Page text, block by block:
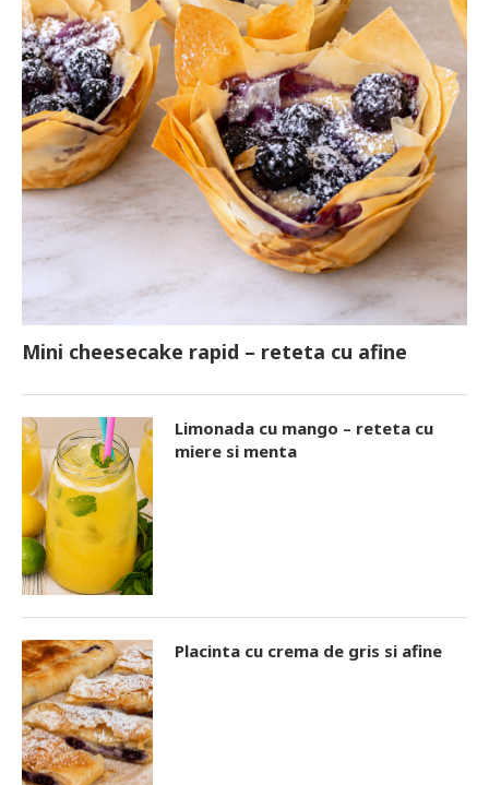
Mini cheesecake rapid – reteta cu afine
Limonada cu mango – reteta cu
miere si menta
Placinta cu crema de gris si afine